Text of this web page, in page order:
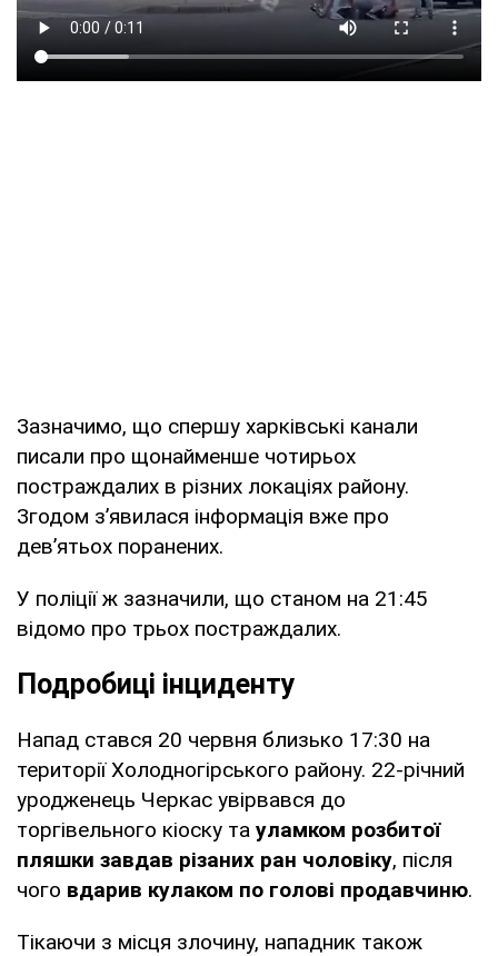
Зазначимо, що спершу харківські канали
писали про щонайменше чотирьох
постраждалих в різних локаціях району.
Згодом зʼявилася інформація вже про
девʼятьох поранених.
У поліції ж зазначили, що станом на 21:45
відомо про трьох постраждалих.
Подробиці інциденту
Напад стався 20 червня близько 17:30 на
території Холодногірського району. 22-річний
уродженець Черкас увірвався до
торгівельного кіоску та уламком розбитої
пляшки завдав різаних ран чоловіку, після
чого вдарив кулаком по голові продавчиню.
Тікаючи з місця злочину, нападник також